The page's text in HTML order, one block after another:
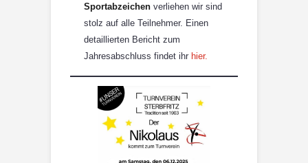
Sportabzeichenverliehen wir sind
stolz auf alle Teilnehmer. Einen
detaillierten Bericht zum
Jahresabschluss findet ihr hier.